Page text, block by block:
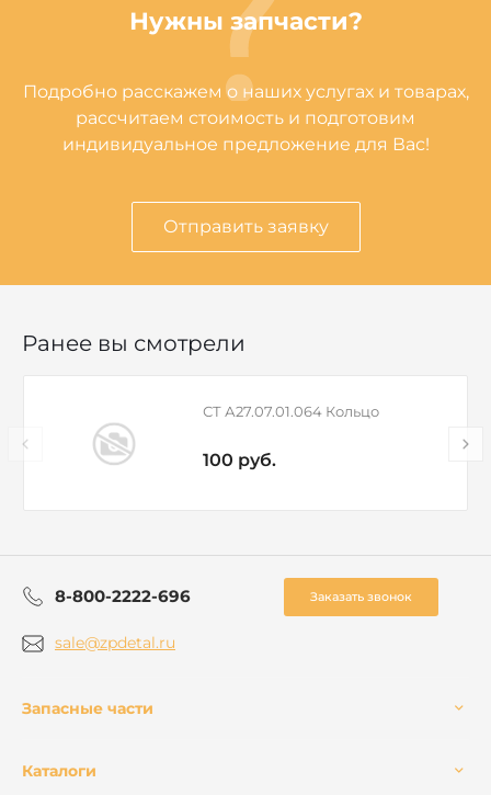
Нужны запчасти?
Подробно расскажем о наших услугах и товарах,
рассчитаем стоимость и подготовим
индивидуальное предложение для Вас!
Отправить заявку
Ранее вы смотрели
СТ А27.07.01.064 Кольцо
100 руб.
8-800-2222-696 Заказать звонок
sale@zpdetal.ru
Запасные части
Каталоги